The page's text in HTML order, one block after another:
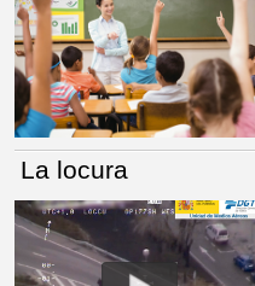
NÚMERO ACTUAL HEMEROTECA
La locura